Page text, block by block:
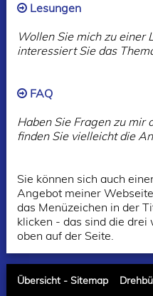
Lesungen
Wollen Sie mich zu einer
interessiert Sie das
FAQ
Haben Sie Fragen zu mir
finden Sie vielleicht die
Sie können sich auch
Angebot meiner
das Menüzeichen in der
klicken - das sind die
oben auf der Seite.
Übersicht - Sitemap